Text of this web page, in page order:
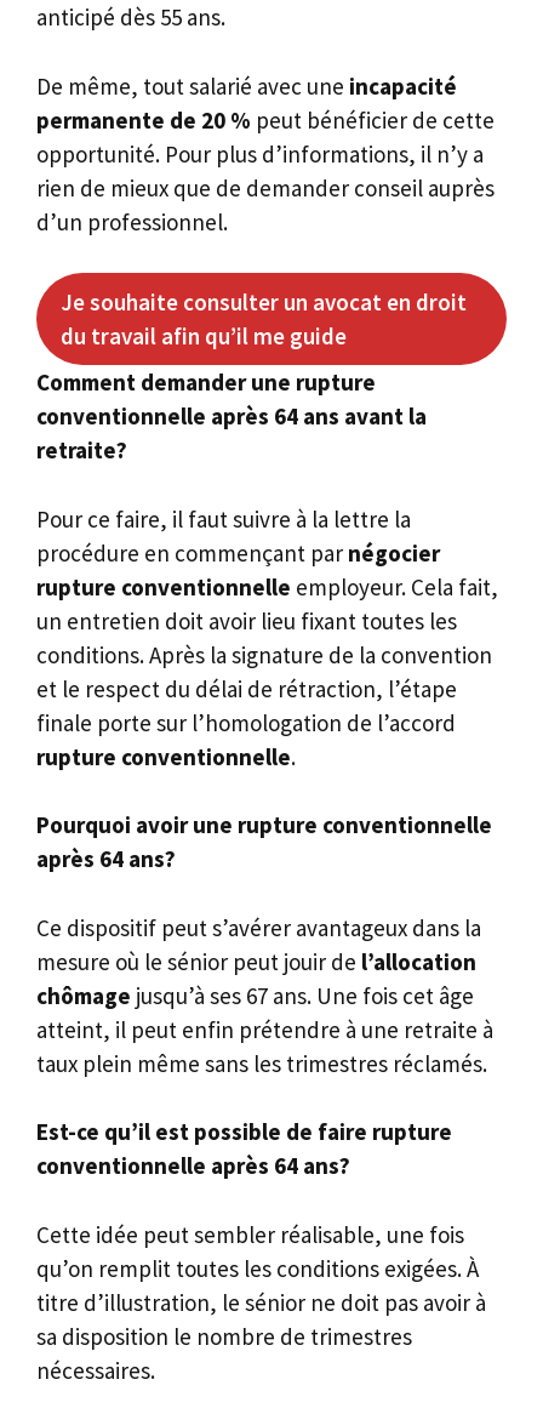
anticipé dès 55 ans.
De même, tout salarié avec une incapacité
permanente de 20 % peut bénéficier de cette
opportunité. Pour plus d’informations, il n’y a
rien de mieux que de demander conseil auprès
d’un professionnel.
Je souhaite consulter un avocat en droit
du travail afin qu’il me guide
Comment demander une rupture
conventionnelle après 64 ans avant la
retraite?
Pour ce faire, il faut suivre à la lettre la
procédure en commençant par négocier
rupture conventionnelle employeur. Cela fait,
un entretien doit avoir lieu fixant toutes les
conditions. Après la signature de la convention
et le respect du délai de rétraction, l’étape
finale porte sur l’homologation de l’accord
rupture conventionnelle.
Pourquoi avoir une rupture conventionnelle
après 64 ans?
Ce dispositif peut s’avérer avantageux dans la
mesure où le sénior peut jouir de l’allocation
chômage jusqu’à ses 67 ans. Une fois cet âge
atteint, il peut enfin prétendre à une retraite à
taux plein même sans les trimestres réclamés.
Est-ce qu’il est possible de faire rupture
conventionnelle après 64 ans?
Cette idée peut sembler réalisable, une fois
qu’on remplit toutes les conditions exigées. À
titre d’illustration, le sénior ne doit pas avoir à
sa disposition le nombre de trimestres
nécessaires.